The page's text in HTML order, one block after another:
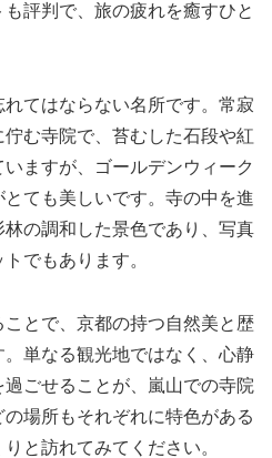
評判で、旅の疲れを癒すひと
てはならない名所です。常寂
む寺院で、苔むした石段や紅
ますが、ゴールデンウィーク
ても美しいです。寺の中を進
の調和した景色であり、写真
でもあります。
とで、京都の持つ自然美と歴
単なる観光地ではなく、心静
ごせることが、嵐山での寺院
場所もそれぞれに特色がある
と訪れてみてください。